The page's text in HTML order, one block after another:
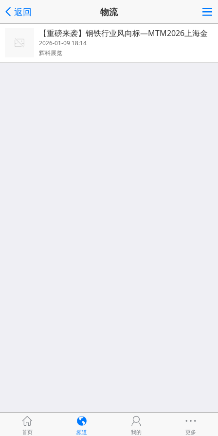
返回 物流
【重磅来袭】钢铁行业风向标—MTM2026上海金
属世界博览会
2026-01-09 18:14
辉科展览
首页 频道 我的 更多